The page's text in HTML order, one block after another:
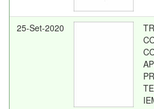
25-Set-2020